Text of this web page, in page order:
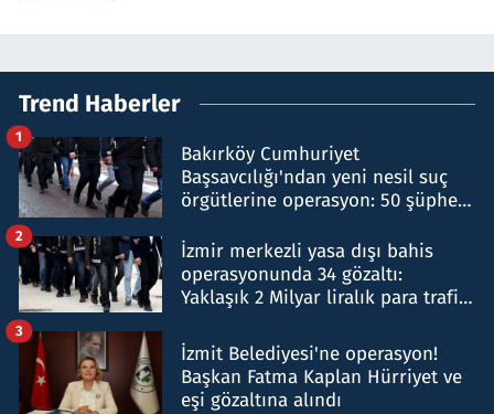
Trend Haberler
Bakırköy Cumhuriyet
Başsavcılığı'ndan yeni nesil suç
örgütlerine operasyon: 50 şüpheli
1
İzmir merkezli yasa dışı bahis
operasyonunda 34 gözaltı:
Yaklaşık 2 Milyar liralık para trafiği
2
İzmit Belediyesi'ne operasyon!
Başkan Fatma Kaplan Hürriyet ve
eşi gözaltına alındı
3